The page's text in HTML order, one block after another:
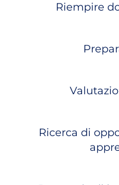
Riempire
Ricerca di